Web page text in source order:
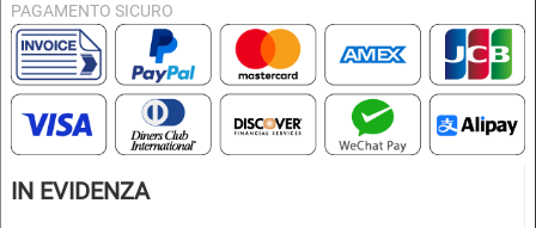
PAGAMENTO SICURO
IN EVIDENZA